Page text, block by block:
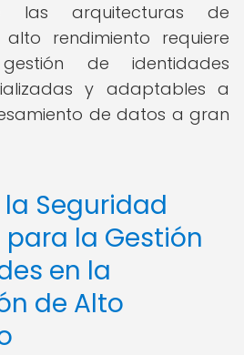
las arquitecturas de
rendimiento requiere
de identidades
y adaptables a
de datos a gran
Seguridad
la Gestión
en la
de Alto